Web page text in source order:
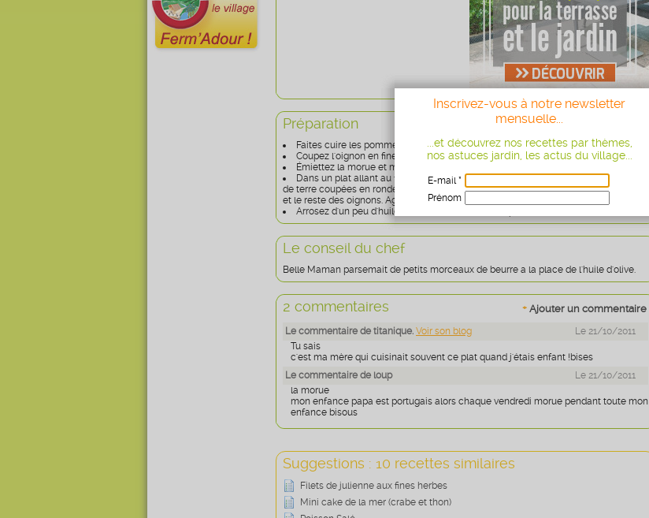
Préparation
Faites cuire les pommes de terre et la morue.
Coupez l'oignon en fines lamelles, hachez finement l'ail et le persil.
Émiettez la morue et mélangez-la à l'ail et au persil hachés.
Dans un plat allant au four, mettez la moitié des oignons, la moitié des pommes
de terre coupées en rondelles, la morue, une couche du reste des pommes de terre
et le reste des oignons. Agrémentez de quelques olives si vous aimez.
Arrosez d'un peu d'huile d'olive et mettez au four pendant 30 minutes.
Le conseil du chef
Belle Maman parsemait de petits morceaux de beurre a la place de l'huile d'olive.
+ Ajouter un commentaire
2 commentaires
Le commentaire de titanique. Voir son blog
Le 21/10/2011
Tu sais
c'est ma mère qui cuisinait souvent ce plat quand j'étais enfant !bises
Le commentaire de loup
Le 21/10/2011
la morue
mon enfance papa est portugais alors chaque vendredi morue pendant toute mon
enfance bisous
Suggestions : 10 recettes similaires
Filets de julienne aux fines herbes
Mini cake de la mer (crabe et thon)
Inscrivez-vous à notre newsletter
mensuelle...
...et découvrez nos recettes par thèmes,
nos astuces jardin, les actus du village...
E-mail *
Prénom
Age
* obligatoire